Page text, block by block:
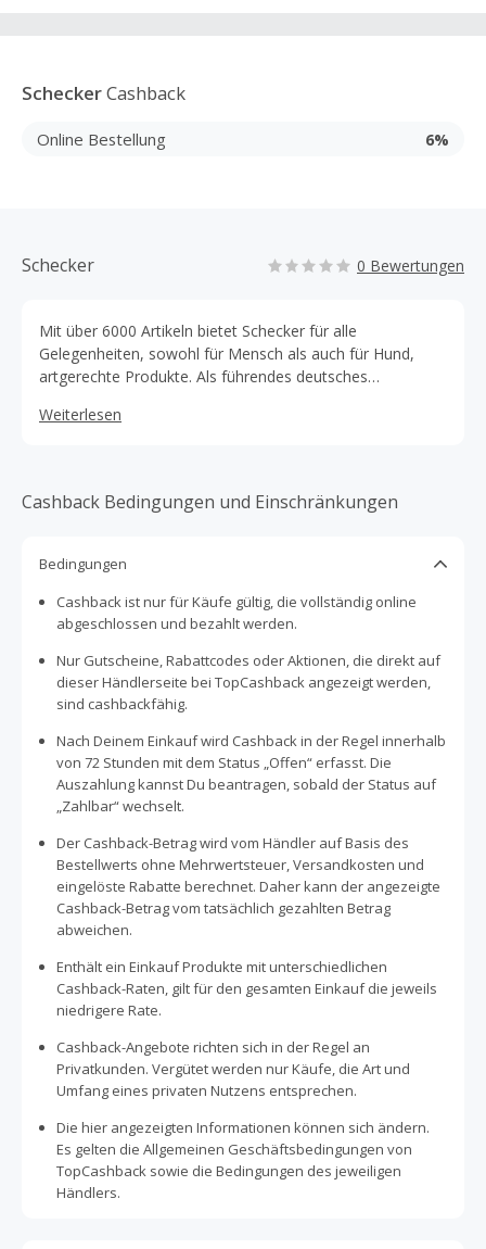
ScheckerCashback
Online Bestellung 6%
Schecker 0 Bewertungen
Mit über 6000 Artikeln bietet Schecker für alle
Gelegenheiten, sowohl für Mensch als auch für Hund,
artgerechte Produkte. Als führendes deutsches
Liebling befriedigt, vom Welpen bis Senior.
Weiterlesen
Cashback Bedingungen und Einschränkungen
Bedingungen
Cashback ist nur für Käufe gültig, die vollständig online
abgeschlossen und bezahlt werden.
Nur Gutscheine, Rabattcodes oder Aktionen, die direkt auf
dieser Händlerseite bei TopCashback angezeigt werden,
sind cashbackfähig.
Nach Deinem Einkauf wird Cashback in der Regel innerhalb
von 72 Stunden mit dem Status „Offen“ erfasst. Die
Auszahlung kannst Du beantragen, sobald der Status auf
„Zahlbar“ wechselt.
Der Cashback-Betrag wird vom Händler auf Basis des
Bestellwerts ohne Mehrwertsteuer, Versandkosten und
eingelöste Rabatte berechnet. Daher kann der angezeigte
Cashback-Betrag vom tatsächlich gezahlten Betrag
abweichen.
Enthält ein Einkauf Produkte mit unterschiedlichen
Cashback-Raten, gilt für den gesamten Einkauf die jeweils
niedrigere Rate.
Cashback-Angebote richten sich in der Regel an
Privatkunden. Vergütet werden nur Käufe, die Art und
Umfang eines privaten Nutzens entsprechen.
Die hier angezeigten Informationen können sich ändern.
Es gelten die Allgemeinen Geschäftsbedingungen von
TopCashback sowie die Bedingungen des jeweiligen
Händlers.